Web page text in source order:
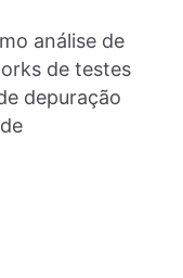
análise de
de testes
depuração